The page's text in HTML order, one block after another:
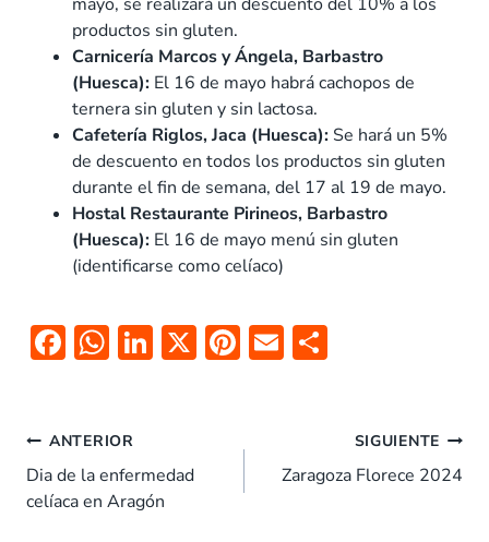
productos sin gluten.
Carnicería Marcos y Ángela, Barbastro
(Huesca): El 16 de mayo habrá cachopos de
ternera sin gluten y sin lactosa.
Cafetería Riglos, Jaca (Huesca): Se hará un 5%
de descuento en todos los productos sin gluten
durante el fin de semana, del 17 al 19 de mayo.
Hostal Restaurante Pirineos, Barbastro
(Huesca): El 16 de mayo menú sin gluten
(identificarse como celíaco)
F
b
o
o
W
s
A
p
Li
dI
n
X Pi
es
t
E
ar
ANTERIOR
Dia de la enfermedad
celíaca en Aragón
SIGUIENTE
Zaragoza Florece 2024